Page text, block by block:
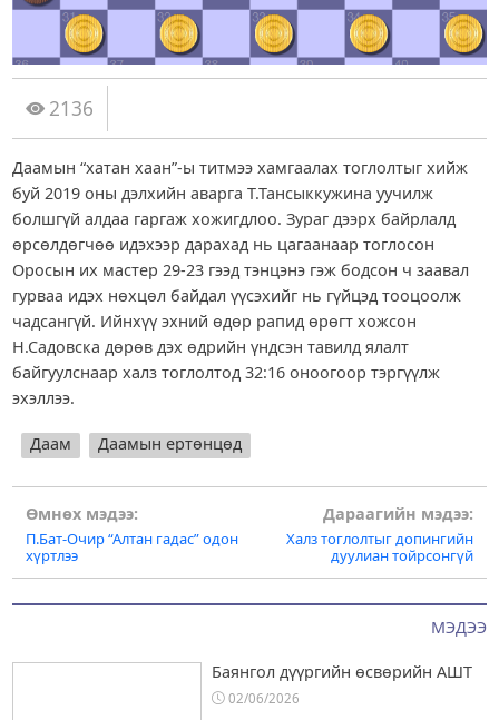
МЭДЭЭ
Баянгол дүүргийн өсвөрийн АШТ
02/06/2026
2136
Даамын “хатан хаан”-ы титмээ хамгаалах тоглолтыг хийж
буй 2019 оны дэлхийн аварга Т.Тансыккужина уучилж
болшгүй алдаа гаргаж хожигдлоо. Зураг дээрх байрлалд
өрсөлдөгчөө идэхээр дарахад нь цагаанаар тоглосон
Оросын их мастер 29-23 гээд тэнцэнэ гэж бодсон ч заавал
гурваа идэх нөхцөл байдал үүсэхийг нь гүйцэд тооцоолж
чадсангүй. Ийнхүү эхний өдөр рапид өрөгт хожсон
Н.Садовска дөрөв дэх өдрийн үндсэн тавилд ялалт
байгуулснаар халз тоглолтод 32:16 оноогоор тэргүүлж
эхэллээ.
Даам Даамын ертөнцөд
Post
navigation
Өмнөх мэдээ:
П.Бат-Очир “Алтан гадас” одон
хүртлээ
Дараагийн мэдээ:
Халз тоглолтыг допингийн
дуулиан тойрсонгүй